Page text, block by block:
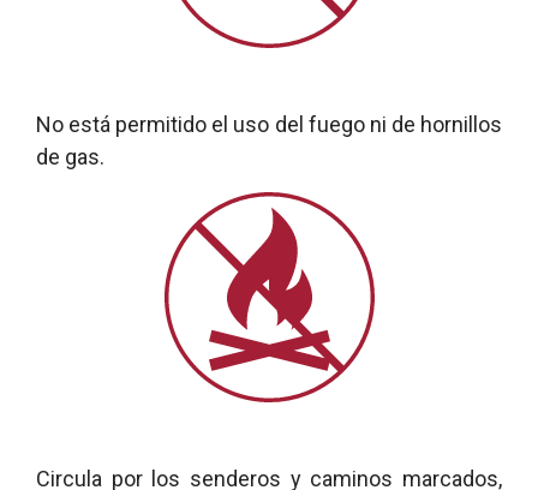
No está permitido el uso del fuego ni de hornillos
de gas.
Circula por los senderos y caminos marcados,